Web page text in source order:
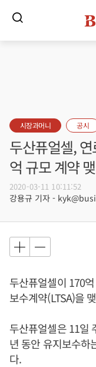
시장과머니 공시
두산퓨얼셀,
억 규모 계약
2020-03-11 10:11:52
강용규 기자 -
두산퓨얼셀이 170
보수계약(LTSA)을
두산퓨얼셀은 11일
년 동안 유지보수하
다.